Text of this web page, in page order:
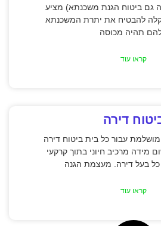
גם ביטוח הגנת משכנתא) מציע
להבטיח את יתרת המשכנתא
תהיה מכוסה
קראו עוד
דירה
עבור כל בית ביטוח דירה
מידה מרכיב חיוני בתוך קרקעי
כל בעל דירה. מעצמת הגנה
קראו עוד